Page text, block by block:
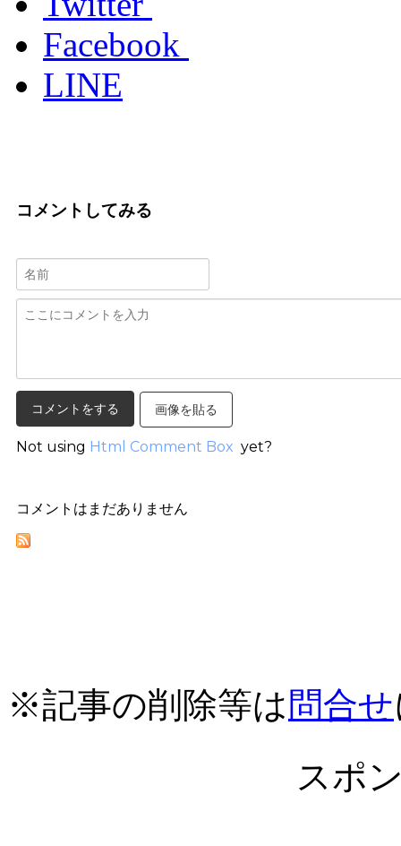
Facebook
LINE
コメントしてみる
画像を貼る
Not using Html Comment Box yet?
コメントはまだありません
※記事の削除等は 問合せ
スポ